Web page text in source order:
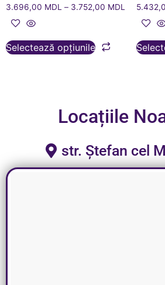
3.696,00 MDL – 3.752,00 MDL
Selectează opțiunile
Locațiile
str. Ștefan cel